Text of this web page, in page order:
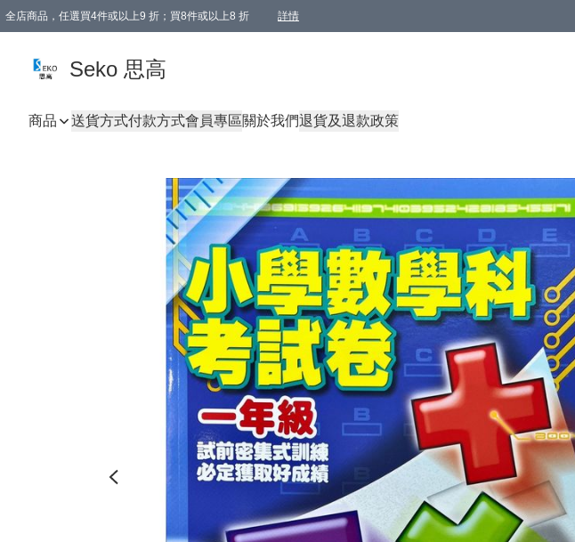
全店商品，任選買4件或以上9 折；買8件或以上8 折 詳情
Seko 思高
商品 送貨方式付款方式會員專區關於我們退貨及退款政策